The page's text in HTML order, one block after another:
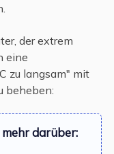
der extrem
eine
zu langsam" mit
beheben:
darüber: